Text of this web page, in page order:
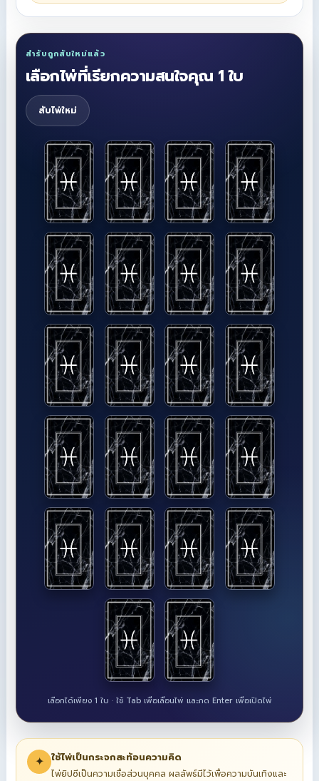
สำรับถูกสับใหม่แล้ว
เลือกไพ่ที่เรียกความสนใจคุณ 1 ใบ
สับไพ่ใหม่
เลือกได้เพียง 1 ใบ · ใช้ Tab เพื่อเลื่อนไพ่ และกด Enter เพื่อเปิดไพ่
✦ ใช้ไพ่เป็นกระจกสะท้อนความคิด
ไพ่ยิปซีเป็นความเชื่อส่วนบุคคล ผลลัพธ์มีไว้เพื่อความบันเทิงและ